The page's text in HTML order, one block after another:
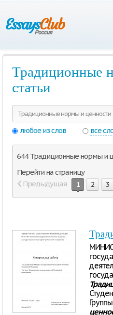
Традиционные
статьи
любое из слов все
644 Традиционные нормы и
Перейти на страницу
Предыдущая
1 2 3